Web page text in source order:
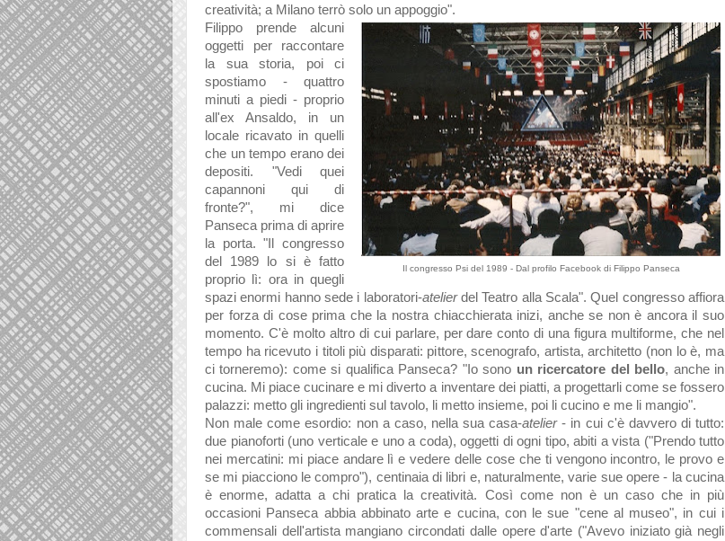
creatività; a Milano terrò solo un appoggio".
Il congresso Psi del 1989 - Dal profilo Facebook di Filippo Panseca
Filippo prende alcuni
oggetti per raccontare
la sua storia, poi ci
spostiamo - quattro
minuti a piedi - proprio
all'ex Ansaldo, in un
locale ricavato in quelli
che un tempo erano dei
depositi. "Vedi quei
capannoni qui di
fronte?", mi dice
Panseca prima di aprire
la porta. "Il congresso
del 1989 lo si è fatto
proprio lì: ora in quegli
spazi enormi hanno sede i laboratori-atelierdel Teatro alla Scala". Quel congressoaffiora
per forza di cose prima che la nostra chiacchierata inizi, anche se non è ancora il suo
momento. C'è molto altro di cui parlare, per dare conto di una figura multiforme, che nel
tempo ha ricevuto i titoli più disparati: pittore, scenografo, artista, architetto (non lo è, ma
ci torneremo): come si qualifica Panseca? "Io sono un ricercatore del bello, anche in
cucina. Mi piace cucinare e mi diverto a inventare dei piatti, a progettarli come se fossero
palazzi: metto gli ingredienti sul tavolo, li metto insieme, poi li cucino e me li mangio".
Non male come esordio: non a caso, nella sua casa-atelier- in cui c'è davvero di tutto:
due pianoforti (uno verticale e uno a coda), oggetti di ogni tipo, abiti a vista ("Prendo tutto
nei mercatini: mi piace andare lì e vedere delle cose che ti vengono incontro, le provo e
se mi piacciono le compro"), centinaia di libri e, naturalmente, varie sue opere - la cucina
è enorme, adatta a chi pratica la creatività. Così come non è un caso che in più
occasioni Panseca abbia abbinato arte e cucina, con le sue "cene al museo", in cui i
commensali dell'artista mangiano circondati dalle opere d'arte ("Avevo iniziato già negli